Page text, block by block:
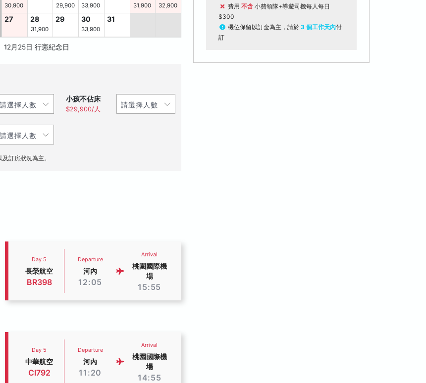
30,900 29,900 33,900 31,900 32,900
27 28
31,900
29 30
33,900
31
12月25日 行憲紀念日
小孩不佔床
$29,900/人
訂房狀況為主。
Day 5
長榮航空
BR398
Departure
河內
12:05
Arrival
桃園國際機
場
15:55
Day 5
中華航空
CI792
Departure
河內
11:20
Arrival
桃園國際機
場
14:55
費用 不含 小費領隊+導遊司機每人每日
$300
機位保留以訂金為主，請於 3 個工作天內付
訂